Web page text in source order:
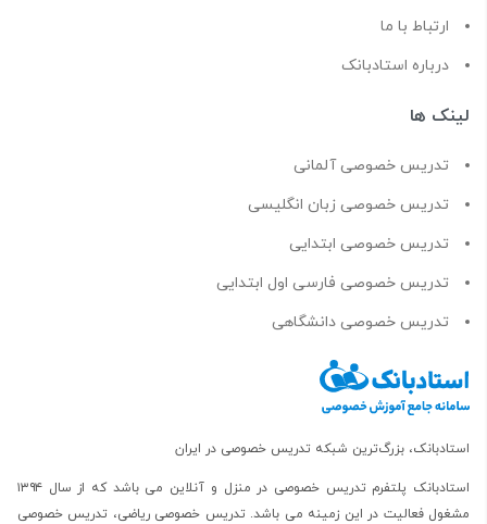
ارتباط با ما
درباره استادبانک
لینک ها
تدریس خصوصی آلمانی
تدریس خصوصی زبان انگلیسی
تدریس خصوصی ابتدایی
تدریس خصوصی فارسی اول ابتدایی
تدریس خصوصی دانشگاهی
استادبانک، بزرگ‌ترین شبکه تدریس خصوصی در ایران
استادبانک پلتفرم تدریس خصوصی در منزل و آنلاین
می باشد که از سال ۱۳۹۴
مشغول فعالیت در این زمینه می باشد.تدریس خصوصی ریاضی، تدریس خصوصی